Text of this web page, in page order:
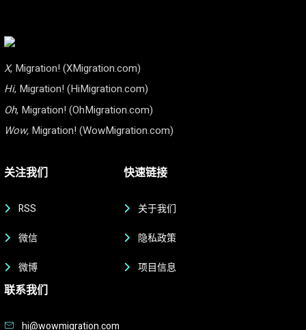
X, Migration! (XMigration.com)
Hi, Migration! (HiMigration.com)
Oh, Migration! (OhMigration.com)
Wow, Migration! (WowMigration.com)
关注我们
RSS
微信
微博
快速链接
关于我们
隐私政策
项目信息
联系我们
hi@wowmigration.com